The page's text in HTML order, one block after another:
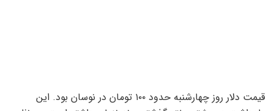
قیمت دلار روز چهارشنبه حدود ۱۰۰ تومان در نوسان بود. این